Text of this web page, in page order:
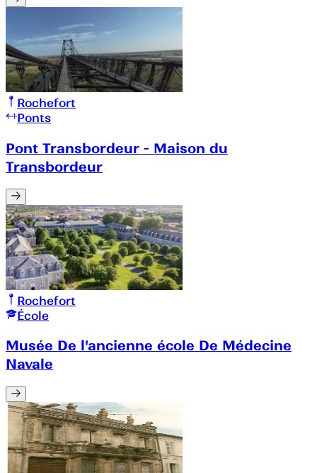
Rochefort
Ponts
Pont Transbordeur - Maison du
Transbordeur
Rochefort
École
Musée De l'ancienne école De Médecine
Navale